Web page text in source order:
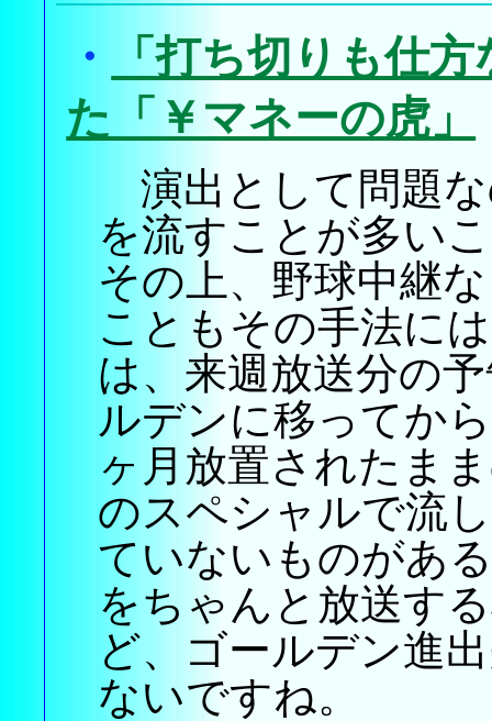
・
「打ち切りも仕
た「￥マネーの虎」
演出として問題
を流すことが多い
その上、野球中継
こともその手法に
は、来週放送分の
ルデンに移ってか
ヶ月放置されたま
のスペシャルで流
ていないものがあ
をちゃんと放送す
ど、ゴールデン進
ないですね。